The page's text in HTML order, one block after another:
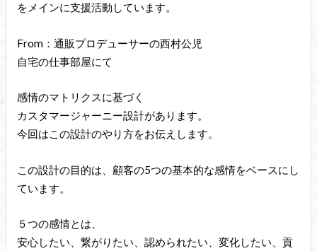
をメインに支援活動しています。
From：通販プロデューサーの西村公児
自宅の仕事部屋にて
感情のマトリクスに基づく
カスタマージャーニー設計があります。
今回はこの設計のやり方をお伝えします。
この設計の目的は、顧客の5つの基本的な感情をベースにし
ています。
５つの感情とは、
安心したい、繋がりたい、認められたい、変化したい、貢